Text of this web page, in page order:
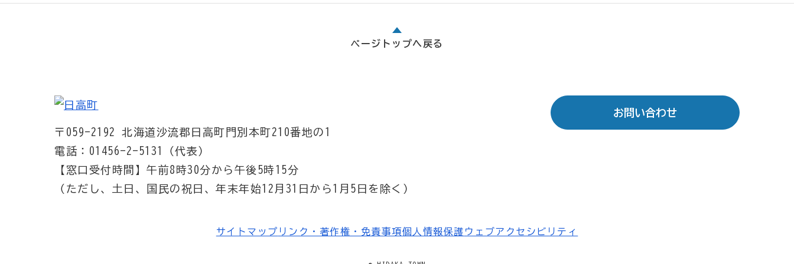
ページトップへ戻る
〒059-2192 北海道沙流郡日高町門別本町210番地の1
電話：01456-2-5131（代表）
【窓口受付時間】 午前8時30分から午後5時15分
（ただし、土日、国民の祝日、年末年始12月31日から1月5日を除く）
お問い合わせ
サイトマップ リンク・著作権・免責事項個人情報保護 ウェブアクセシビリティ